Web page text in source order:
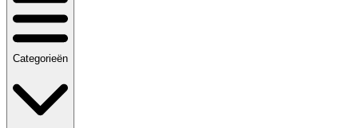
Categorieën